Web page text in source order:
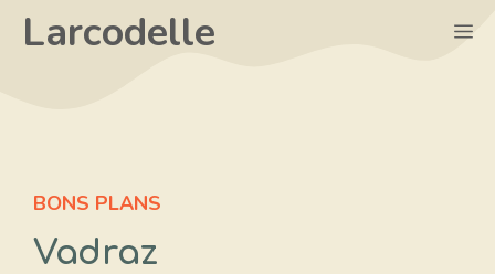
AllerLarcodelle
BONS PLANS
Vadraz